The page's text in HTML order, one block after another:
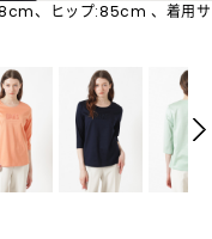
、ヒップ:85cm 、着用サ